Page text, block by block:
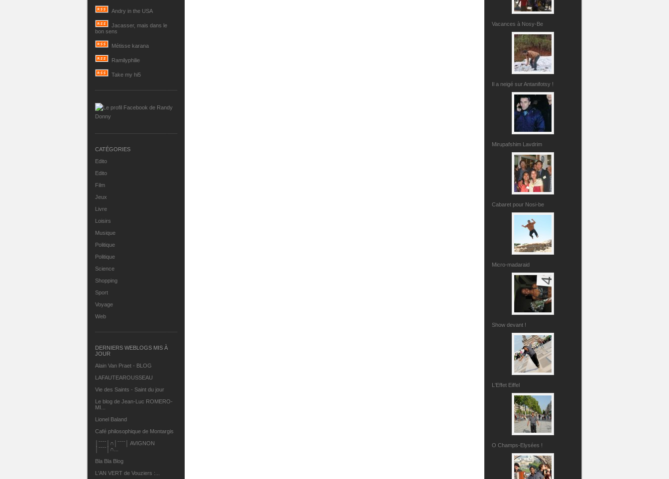
Andry in the USA
Jacasser, mais dans le
bon sens
Métisse karana
Ramilyphilie
Take my hi5
CATÉGORIES
Edito
Edito
Film
Jeux
Livre
Loisirs
Musique
Politique
Politique
Science
Shopping
Sport
Voyage
Web
DERNIERS WEBLOGS MIS À
JOUR
Alain Van Praet - BLOG
LAFAUTEAROUSSEAU
Vie des Saints - Saint du jour
Le blog de Jean-Luc ROMERO-
MI...
Lionel Baland
Café philosophique de Montargis
│ˉˉˉˉ│∩│ˉˉˉˉ│ AVIGNON
│ˉˉˉˉ│∩...
Bla Bla Blog
L'AN VERT de Vouziers :...
Vacances à Nosy-Be
Il a neigé sur Antanifotsy !
Mirupafshim Lavdrim
Cabaret pour Nosi-be
Micro-madaraid
Show devant !
L'Effet Eiffel
O Champs-Elysées !